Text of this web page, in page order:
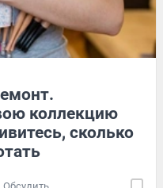
коллекцию
сколько